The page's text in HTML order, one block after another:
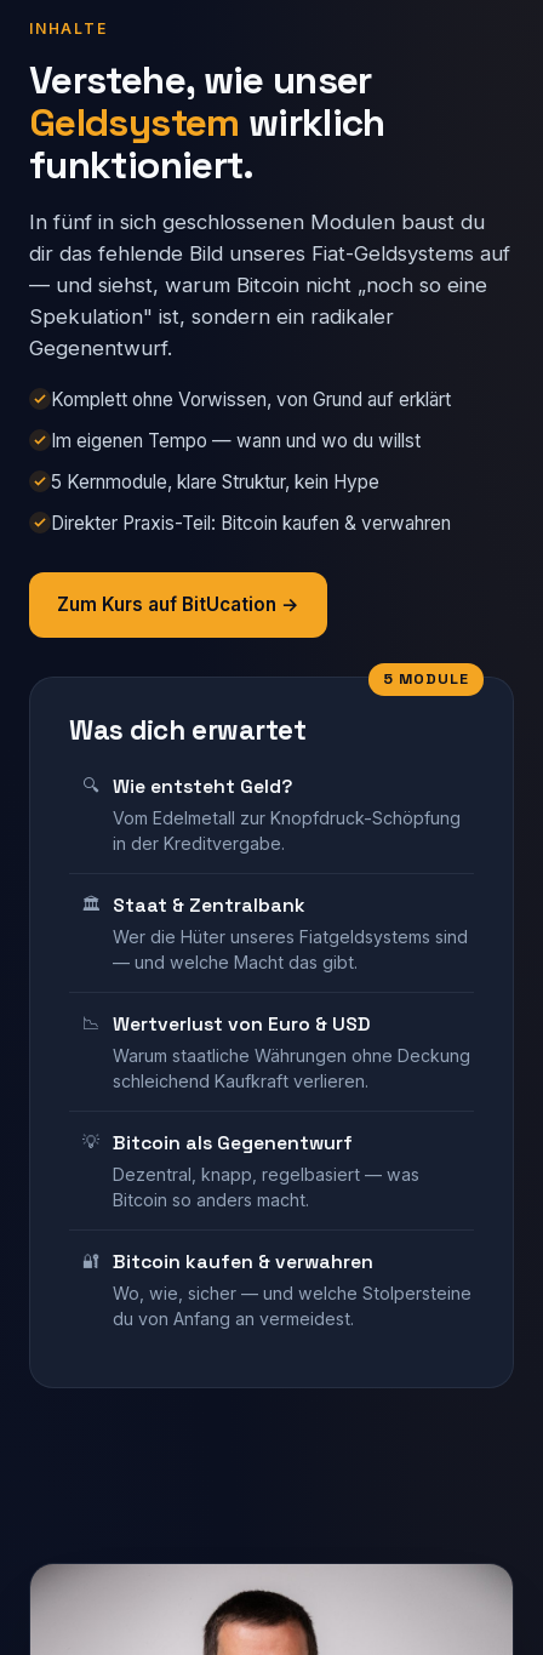
INHALTE
Verstehe, wie unser
Geldsystem wirklich
funktioniert.
In fünf in sich geschlossenen Modulen baust du
dir das fehlende Bild unseres Fiat-Geldsystems auf
— und siehst, warum Bitcoin nicht „noch so eine
Spekulation" ist, sondern ein radikaler
Gegenentwurf.
Komplett ohne Vorwissen, von Grund auf erklärt
Im eigenen Tempo — wann und wo du willst
5 Kern­module, klare Struktur, kein Hype
Direkter Praxis-Teil: Bitcoin kaufen & verwahren
Zum Kurs auf BitUcation →
5 MODULE
Was dich erwartet
🔍 Wie entsteht Geld?
Vom Edelmetall zur Knopfdruck-Schöpfung
in der Kreditvergabe.
🏛️ Staat & Zentralbank
Wer die Hüter unseres Fiatgeldsystems sind
— und welche Macht das gibt.
📉 Wertverlust von Euro & USD
Warum staatliche Währungen ohne Deckung
schleichend Kaufkraft verlieren.
💡 Bitcoin als Gegenentwurf
Dezentral, knapp, regelbasiert — was
Bitcoin so anders macht.
🔐 Bitcoin kaufen & verwahren
Wo, wie, sicher — und welche Stolpersteine
du von Anfang an vermeidest.